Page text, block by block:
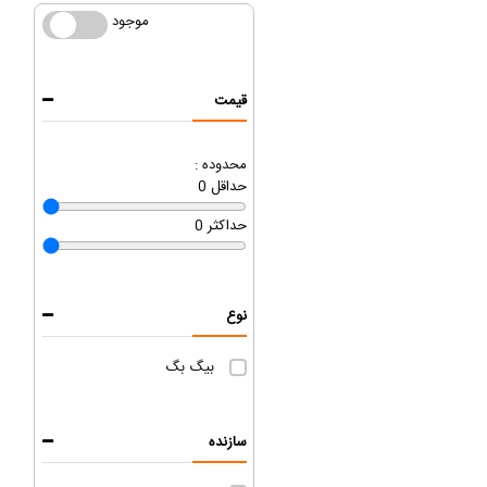
موجود موجود
قیمت
محدوده :
0 حداقل
0 حداکثر
نوع
بیگ بگ
سازنده